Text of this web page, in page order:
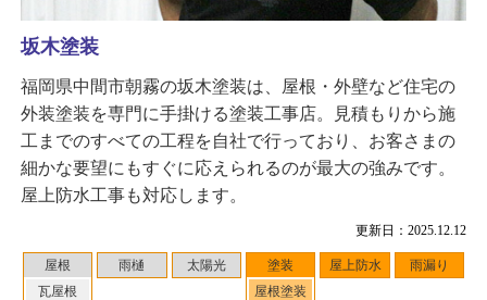
更新日：2025.12.12
屋根
瓦屋根
雨樋 太陽光
塗装
屋根塗装
屋上防水 雨漏り
坂木塗装
福岡県中間市朝霧の坂木塗装は、屋根・外壁など住宅の
外装塗装を専門に手掛ける塗装工事店。見積もりから施
工までのすべての工程を自社で行っており、お客さまの
細かな要望にもすぐに応えられるのが最大の強みです。
屋上防水工事も対応します。